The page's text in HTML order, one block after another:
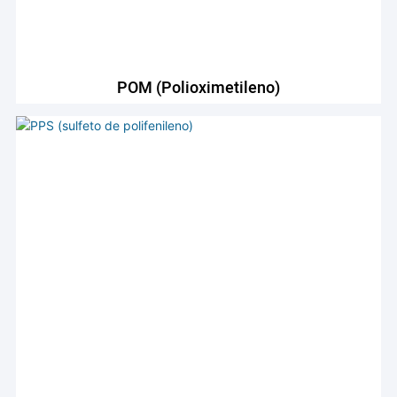
POM (polioximetileno)